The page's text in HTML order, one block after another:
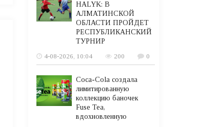
HALYK: В
АЛМАТИНСКОЙ
ОБЛАСТИ ПРОЙДЕТ
РЕСПУБЛИКАНСКИЙ
ТУРНИР
4-08-2026, 10:04
200 0
Coca-Cola создала
лимитированную
коллекцию баночек
Fuse Tea,
вдохновленную